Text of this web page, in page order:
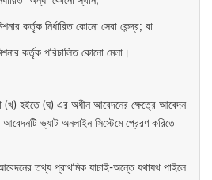
নির্ধারিত কোনো সেবা কেন্দ্র; বা
কর্তৃক পরিচালিত কোনো মেলা।
(ঘ) এর অধীন আবেদনের ক্ষেত্রে আবেদন
আবেদনটি ভ্যাট অনলাইন সিস্টেমে প্রেরণ করিতে
আবেদনের তথ্য প্রাথমিক যাচাই-অন্তে যথাযথ পাইলে